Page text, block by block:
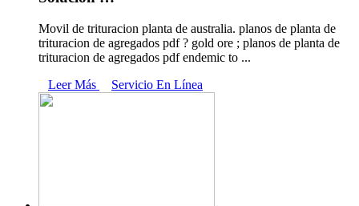
Movil de trituracion planta de australia. planos de planta de
trituracion de agregados pdf ? gold ore ; planos de planta de
trituracion de agregados pdf endemic to ...
Leer Más
Servicio En Línea